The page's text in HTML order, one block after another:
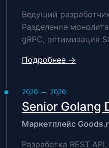
Ведущий
Разделение
gRPC, оптимизация
Подробнее →
2020 — 2020
Senior Golang
Маркетплейс
Разработка REST